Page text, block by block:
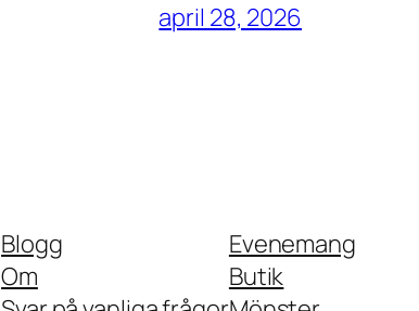
april 28, 2026
Blogg
Om
Evenemang
Butik